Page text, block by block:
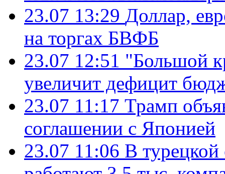
23.07 13:29 Доллар,
на торгах БВФБ
23.07 12:51 "Большой
увеличит дефицит
23.07 11:17 Трамп
соглашении с Японией
23.07 11:06 В